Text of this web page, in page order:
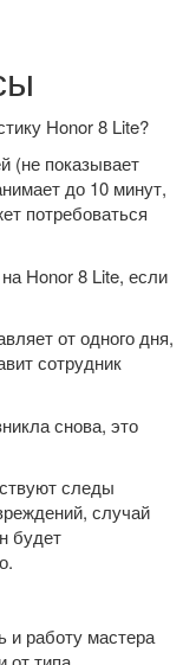
Honor 8 Lite?
(не показывает
до 10 минут,
потребоваться
Honor 8 Lite, если
от одного дня,
сотрудник
снова, это
следы
случай
будет
и работу мастера